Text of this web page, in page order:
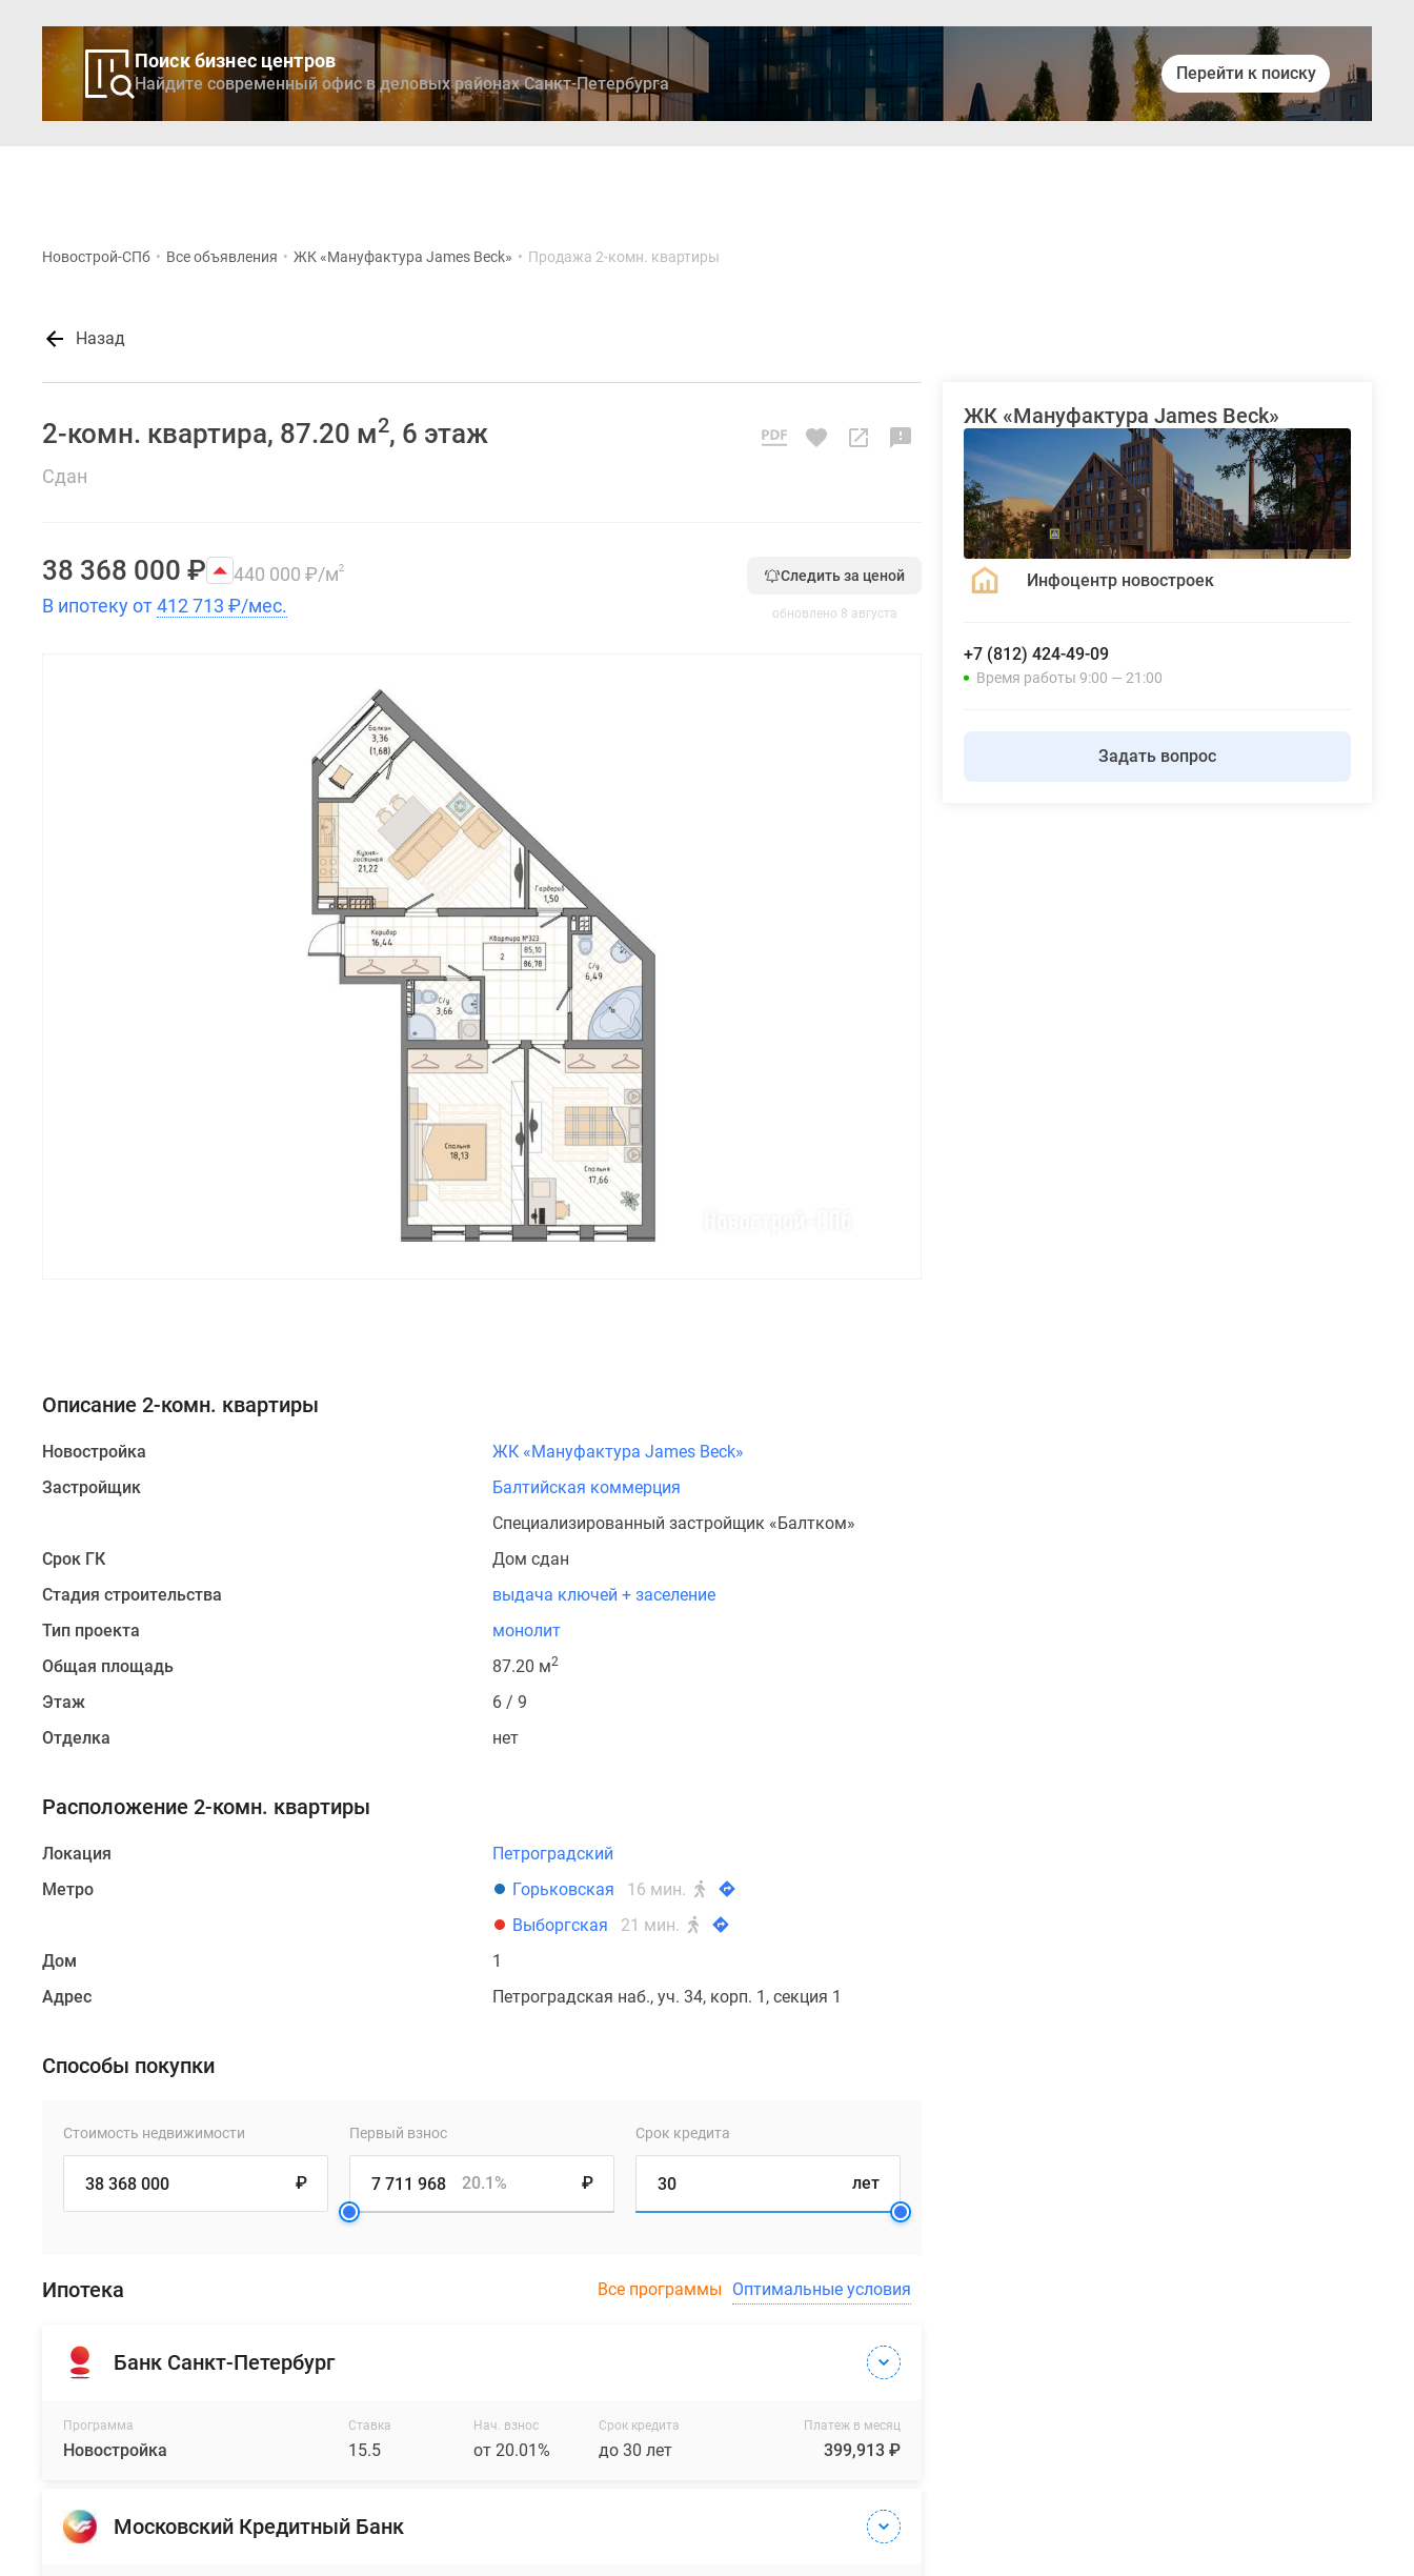
Поиск бизнес центров
Найдите современный офис в деловых районах Санкт-Петербурга
Перейти к поиску
Новострой-СПб • Все объявления • ЖК «Мануфактура James Beck» • Продажа 2-комн. квартиры
Назад
2-комн. квартира, 87.20 м2, 6 этаж
Сдан
38 368 000 ₽ 440 000 ₽/м2
В ипотеку от412 713 ₽/мес.
Следить за ценой
обновлено 8 августа
Описание 2-комн. квартиры
Новостройка
ЖК «Мануфактура James Beck»
Застройщик
Балтийская коммерция
Специализированный застройщик «Балтком»
Срок ГК
Дом сдан
Стадия строительства
выдача ключей + заселение
Тип проекта
монолит
Общая площадь
87.20 м2
Этаж
6 / 9
Отделка
нет
Расположение 2-комн. квартиры
Локация
Петроградский
Метро
Горьковская
16 мин.
Выборгская
21 мин.
Дом
1
Адрес
Петроградская наб., уч. 34, корп. 1, секция 1
Способы покупки
Стоимость недвижимости
₽
Первый взнос
₽
20.1%
Срок кредита
лет
Ипотека Все программы Оптимальные условия
Банк Санкт-Петербург
Программа
Новостройка
Ставка
15.5
Нач. взнос
от 20.01%
Срок кредита
до 30 лет
Платеж в месяц
399,913 ₽
Московский Кредитный Банк
ЖК «Мануфактура James Beck»
Инфоцентр новостроек
+7 (812) 424-49-09
Время работы 9:00 — 21:00
Задать вопрос